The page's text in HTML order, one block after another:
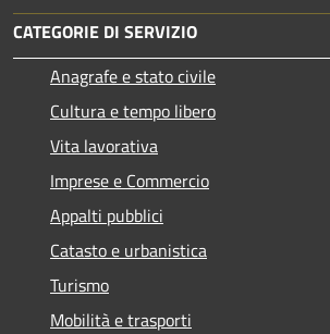
CATEGORIE DI SERVIZIO
Anagrafe e stato civile
Cultura e tempo libero
Vita lavorativa
Imprese e Commercio
Appalti pubblici
Catasto e urbanistica
Turismo
Mobilità e trasporti